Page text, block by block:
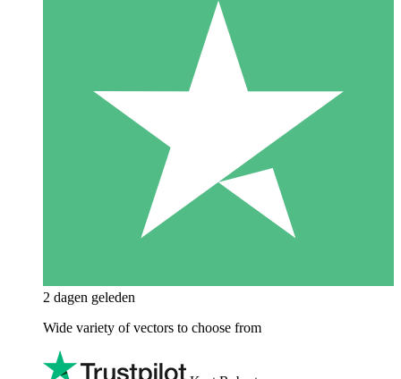
2 dagen geleden
Wide variety of vectors to choose from